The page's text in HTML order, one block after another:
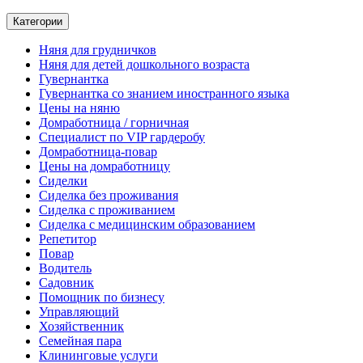
Категории
Няня для грудничков
Няня для детей дошкольного возраста
Гувернантка
Гувернантка со знанием иностранного языка
Цены на няню
Домработница / горничная
Cпециалист по VIP гардеробу
Домработница-повар
Цены на домработницу
Сиделки
Сиделка без проживания
Сиделка с проживанием
Сиделка с медицинским образованием
Репетитор
Повар
Водитель
Садовник
Помощник по бизнесу
Управляющий
Хозяйственник
Семейная пара
Клининговые услуги